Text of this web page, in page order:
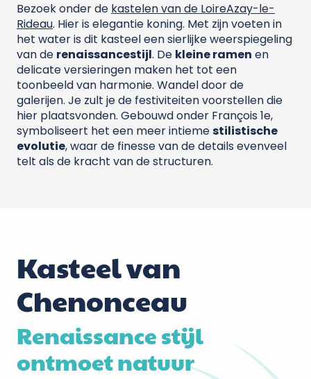
Bezoek onder de kastelen van de LoireAzay-le-
Rideau. Hier is elegantie koning. Met zijn voeten in
het water is dit kasteel een sierlijke weerspiegeling
van de renaissancestijl. De kleine ramen en
delicate versieringen maken het tot een
toonbeeld van harmonie. Wandel door de
galerijen. Je zult je de festiviteiten voorstellen die
hier plaatsvonden. Gebouwd onder François 1e,
symboliseert het een meer intiemestilistische
evolutie, waar de finesse van de details evenveel
telt als de kracht van de structuren.
Kasteel van
Chenonceau
Renaissance stijl
ontmoet natuur